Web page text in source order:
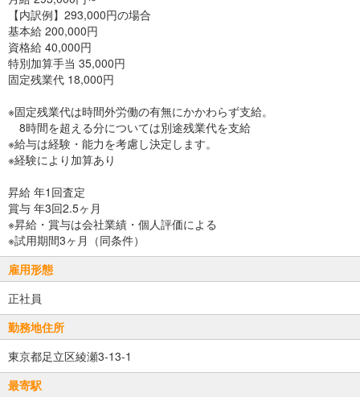
【内訳例】293,000円の場合
基本給 200,000円
資格給 40,000円
特別加算手当 35,000円
固定残業代 18,000円
※固定残業代は時間外労働の有無にかかわらず支給。
8時間を超える分については別途残業代を支給
※給与は経験・能力を考慮し決定します。
※経験により加算あり
昇給 年1回査定
賞与 年3回2.5ヶ月
※昇給・賞与は会社業績・個人評価による
※試用期間3ヶ月（同条件）
雇用形態
正社員
勤務地住所
東京都足立区綾瀬3-13-1
最寄駅